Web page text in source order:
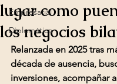
Empresarial
Diplomática
lugar como
los negocios
Relanzada en 2025 tras
década de ausencia,
inversiones, acompañar